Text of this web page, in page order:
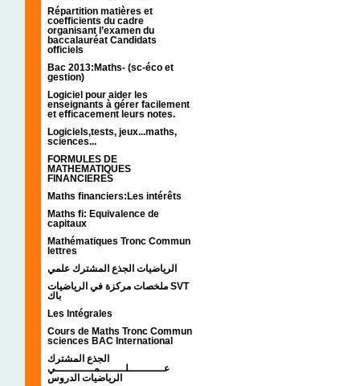
Répartition matières et
coefficients du cadre
organisant l’examen du
baccalauréat Candidats
officiels
Bac 2013:Maths- (sc-éco et
gestion)
Logiciel pour aider les
enseignants à gérer facilement
et efficacement leurs notes.
Logiciels,tests, jeux...maths,
sciences...
FORMULES DE
MATHEMATIQUES
FINANCIERES
Maths financiers:Les intérêts
Maths fi: Equivalence de
capitaux
Mathématiques Tronc Commun
lettres
الرياضيات الجذع المشترك علمي
ملخصات مركزة في الرياضيات SVT
باك
Les Intégrales
Cours de Maths Tronc Commun
sciences BAC International
الجذع المشترك
عـــــــــــلــــــــمــــــــــــي
الرياضيات الدروس